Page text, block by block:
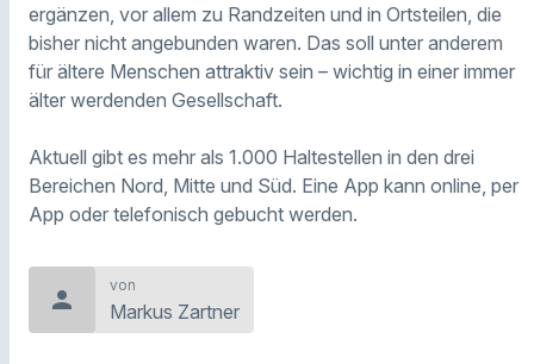
ergänzen, vor allem zu Randzeiten und in Ortsteilen, die
bisher nicht angebunden waren. Das soll unter anderem
für ältere Menschen attraktiv sein – wichtig in einer immer
älter werdenden Gesellschaft.
Aktuell gibt es mehr als 1.000 Haltestellen in den drei
Bereichen Nord, Mitte und Süd. Eine App kann online, per
App oder telefonisch gebucht werden.
person
von
Markus Zartner